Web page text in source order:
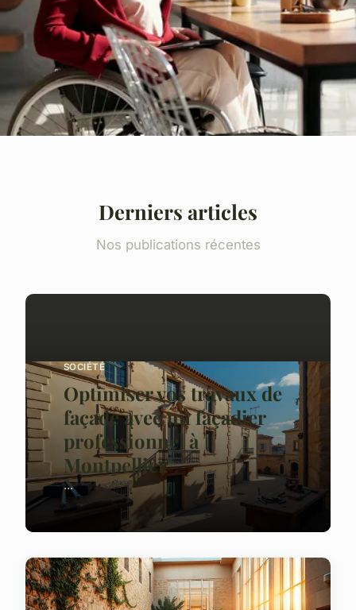
Derniers articles
Nos publications récentes
SOCIÉTÉ
Optimiser vos travaux de
façade avec un façadier
professionnel à
Montpellier
...